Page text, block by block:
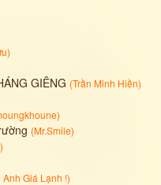
)
GIÊNG (Trần Minh Hiền)
)
(Mr.Smile)
)
Anh Giá Lạnh !)